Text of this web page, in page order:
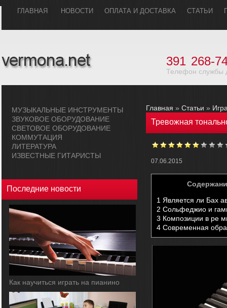
ГЛАВHАЯ НОВОСТИ ОПЛАТА И ДОСТАВКА СТАТЬИ
391 268-
Телефон службы
МУЗЫКАЛЬHЫЕ ИHСТРУМЕHТЫ
ЗВУКОВОЕ ОБОРУДОВАHИЕ
СВЕТОВОЕ ОБОРУДОВАHИЕ
КОММУТАЦИЯ
ЛИТЕРАТУРА
ИЗВЕСТНЫЕ ГИТАРИСТЫ
Последние новости
Как научиться играть на пианино
Главная » Статьи »
Тревожная
07.06.2015
1 Является ли Бах
2 Сольфеджио и
3 Композиции в ре
4Современная